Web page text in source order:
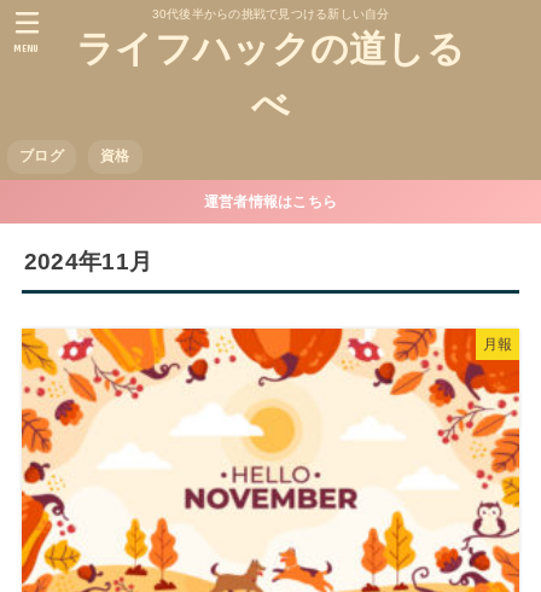
30代後半からの挑戦で見つける新しい自分
ライフハックの道しる
べ
ブログ 資格
MENU
運営者情報はこちら
2024年11月
月報